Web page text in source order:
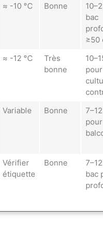
≈ -10 °C Bonne
bac
≥50
≈ -12 °C
Très
bonne
pour
Variable Bonne
Vérifier
étiquette
Bonne
bac